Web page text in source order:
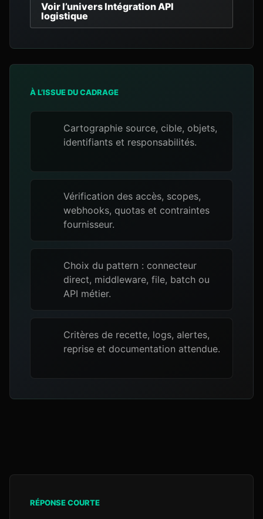
Voir l’univers Intégration API
logistique
À L’ISSUE DU CADRAGE
Cartographie source, cible, objets,
identifiants et responsabilités.
Vérification des accès, scopes,
webhooks, quotas et contraintes
fournisseur.
Choix du pattern : connecteur
direct, middleware, file, batch ou
API métier.
Critères de recette, logs, alertes,
reprise et documentation attendue.
RÉPONSE COURTE